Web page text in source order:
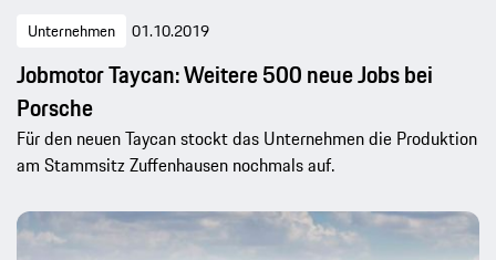
Unternehmen 01.10.2019
Jobmotor Taycan: Weitere 500 neue Jobs bei
Porsche
Für den neuen Taycan stockt das Unternehmen die Produktion
am Stammsitz Zuffenhausen nochmals auf.